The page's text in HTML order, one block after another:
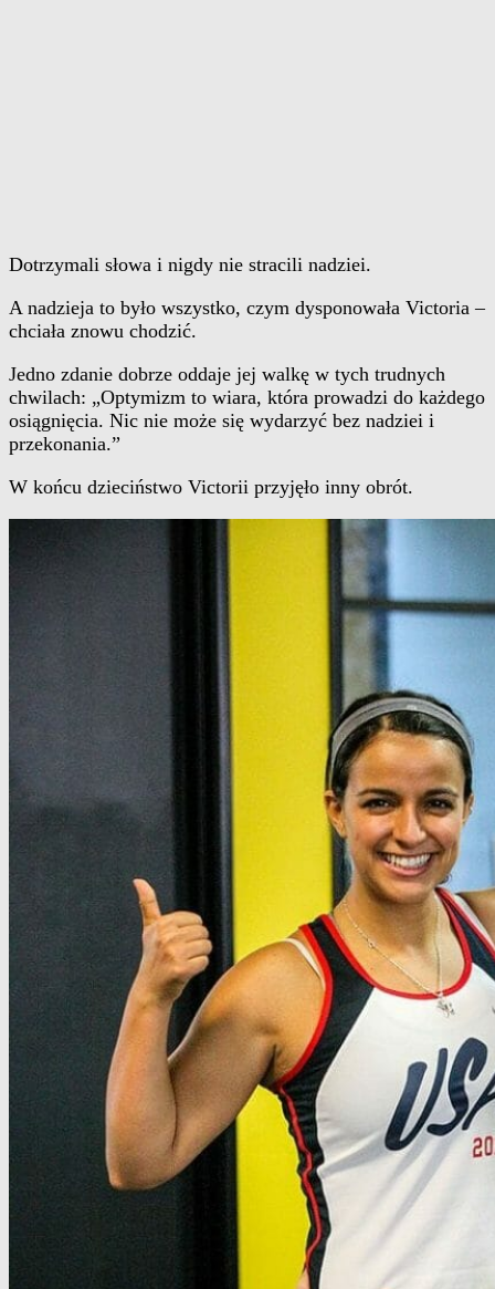
Dotrzymali słowa i nigdy nie stracili nadziei.
A nadzieja to było wszystko, czym dysponowała Victoria –
chciała znowu chodzić.
Jedno zdanie dobrze oddaje jej walkę w tych trudnych
chwilach: „Optymizm to wiara, która prowadzi do każdego
osiągnięcia. Nic nie może się wydarzyć bez nadziei i
przekonania.”
W końcu dzieciństwo Victorii przyjęło inny obrót.